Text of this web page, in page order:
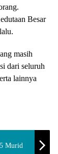
Besar
masih
dari seluruh
lainnya
Murid